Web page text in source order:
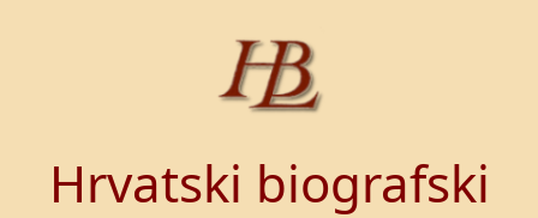
Hrvatski biografski